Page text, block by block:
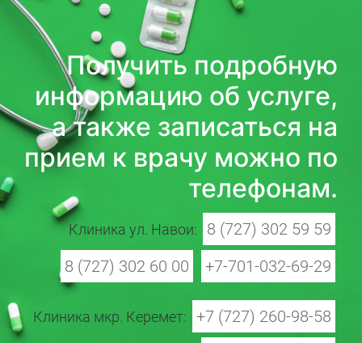
Получить подробную
информацию об услуге,
а также записаться на
прием к врачу можно по
телефонам.
Клиника ул. Навои:
8 (727) 302 59 59
8 (727) 302 60 00
+7-701-032-69-29
Клиника мкр. Керемет:
+7 (727) 260-98-58